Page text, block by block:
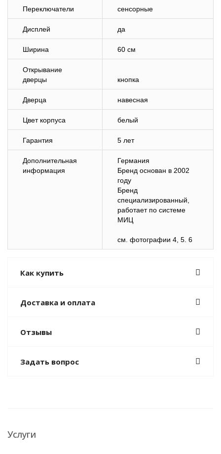
Переключатели сенсорные
Дисплей да
Ширина 60 см
Открывание
дверцы
кнопка
Дверца навесная
Цвет корпуса белый
Гарантия 5 лет
Дополнительная
информация
Германия
Бренд основан в 2002
году
Бренд
специализированный,
работает по системе
МИЦ
см. фотографии 4, 5. 6
Как купить
Доставка и оплата
Отзывы
Задать вопрос
Услуги